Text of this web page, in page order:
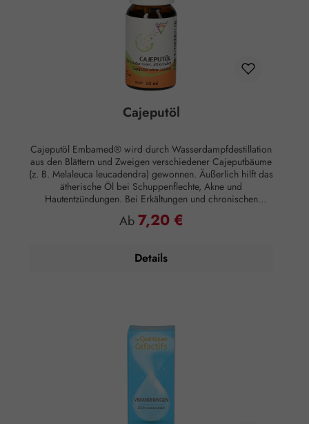
Cajeputöl
Cajeputöl Embamed® wird durch Wasserdampfdestillation
aus den Blättern und Zweigen verschiedener Cajeputbäume
(z. B. Melaleuca leucadendra) gewonnen. Äußerlich hilft das
ätherische Öl bei Schuppenflechte, Akne und
Hautentzündungen. Bei Erkältungen und chronischen
Atemwegserkrankungen empfiehlt sich die Inhalation des
Anwendungsempfehlung: Maximal 15 Tropfen auf 50 ml
Regulärer Preis:
Ab7,20 €
Details